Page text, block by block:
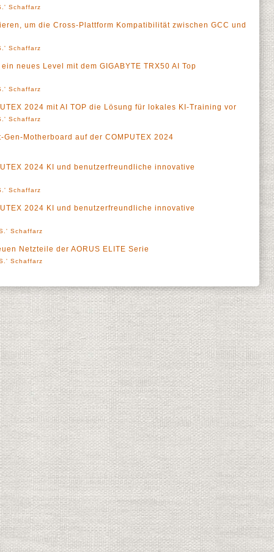
Schaffarz
um die Cross-Plattform Kompatibilität zwischen GCC und
Schaffarz
neues Level mit dem GIGABYTE TRX50 AI Top
Schaffarz
2024 mit AI TOP die Lösung für lokales KI-Training vor
Schaffarz
Motherboard auf der COMPUTEX 2024
2024 KI und benutzerfreundliche innovative
Schaffarz
2024 KI und benutzerfreundliche innovative
Schaffarz
Netzteile der AORUS ELITE Serie
Schaffarz